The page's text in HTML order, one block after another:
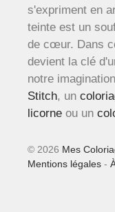
s'expriment en
teinte est un
de cœur. Dans
devient la clé
notre
Stitch, un
licorne ou un
© 2026 Mes
Mentions légales -